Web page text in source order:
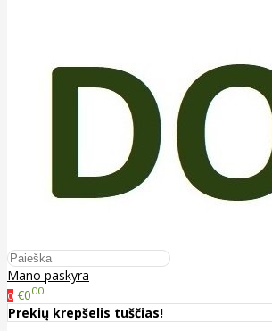
Mano paskyra
0 €000
Prekių krepšelis tuščias!